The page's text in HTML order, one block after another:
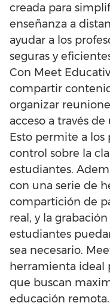
creada para
enseñanza a
ayudar a los
seguras y
Con Meet
compartir
organizar
acceso a través
Esto permite a los
control sobre la
estudiantes.
con una serie de
compartición de
real, y la
estudiantes
sea necesario.
herramienta ideal
que buscan
educación remota.